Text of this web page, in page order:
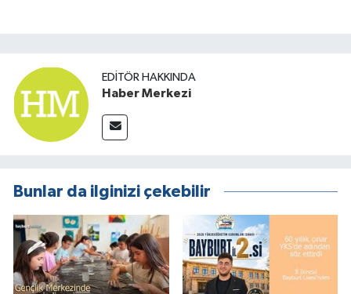
EDITÖR HAKKINDA
Haber Merkezi
Bunlar da ilginizi çekebilir